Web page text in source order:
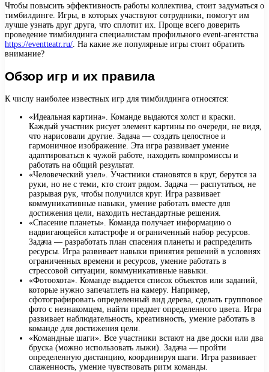
Чтобы повысить эффективность работы коллектива, стоит задуматься о
тимбилдинге. Игры, в которых участвуют сотрудники, помогут им
лучше узнать друг друга, что сплотит их. Проще всего доверить
проведение тимбилдинга специалистам профильного event-агентства
https://eventteatr.ru/ . На какие же популярные игры стоит обратить
внимание?
Обзор игр и их правила
К числу наиболее известных игр для тимбилдинга относятся:
«Идеальная картина». Команде выдаются холст и краски.
Каждый участник рисует элемент картины по очереди, не видя,
что нарисовали другие. Задача — создать целостное и
гармоничное изображение. Эта игра развивает умение
адаптироваться к чужой работе, находить компромиссы и
работать на общий результат.
«Человеческий узел». Участники становятся в круг, берутся за
руки, но не с теми, кто стоит рядом. Задача — распутаться, не
разрывая рук, чтобы получился круг. Игра развивает
коммуникативные навыки, умение работать вместе для
достижения цели, находить нестандартные решения.
«Спасение планеты». Команда получает информацию о
надвигающейся катастрофе и ограниченный набор ресурсов.
Задача — разработать план спасения планеты и распределить
ресурсы. Игра развивает навыки принятия решений в условиях
ограниченных времени и ресурсов, умение работать в
стрессовой ситуации, коммуникативные навыки.
«Фотоохота». Команде выдается список объектов или заданий,
которые нужно запечатлеть на камеру. Например,
сфотографировать определенный вид дерева, сделать групповое
фото с незнакомцем, найти предмет определенного цвета. Игра
развивает наблюдательность, креативность, умение работать в
команде для достижения цели.
«Командные шаги». Все участники встают на две доски или два
бруска (можно использовать лыжи). Задача — пройти
определенную дистанцию, координируя шаги. Игра развивает
слаженность, умение чувствовать ритм команды.